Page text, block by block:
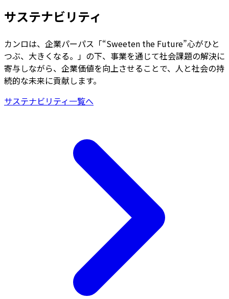
サステナビリティ
カンロは、企業パーパス「“Sweeten the Future”心がひと
つぶ、大きくなる。」の下、事業を通じて社会課題の解決に
寄与しながら、企業価値を向上させることで、人と社会の持
続的な未来に貢献します。
サステナビリティ一覧へ